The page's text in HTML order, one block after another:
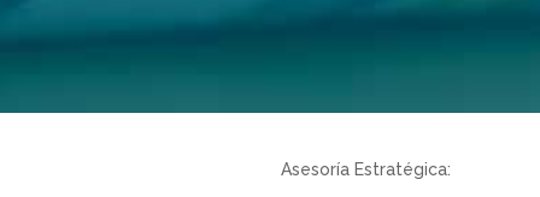
Asesoría Estratégica: